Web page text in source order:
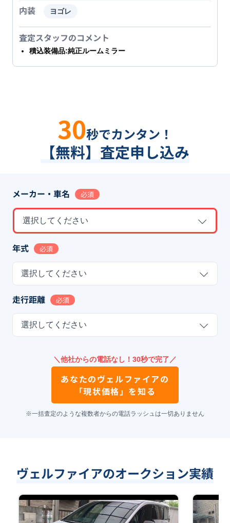
内装 ヨゴレ
査定スタッフのコメント
積込装備品:純正ルームミラー
30秒でカンタン！
【無料】査定申し込み
メーカー・車名 必須
選択してください
年式 必須
選択してください
走行距離 必須
選択してください
＼他社からの電話なし！30秒で完了／
あなたのヴェルファイアの
「現状価格」を知る
※一括査定のような複数者からの電話ラッシュは一切ありません
ヴェルファイアのオークション実績